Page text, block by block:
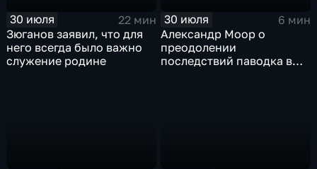
30 июля
22 мин
Зюганов заявил, что для
него всегда было важно
служение родине
30 июля
6 мин
Александр Моор о
преодолении
последствий паводка в